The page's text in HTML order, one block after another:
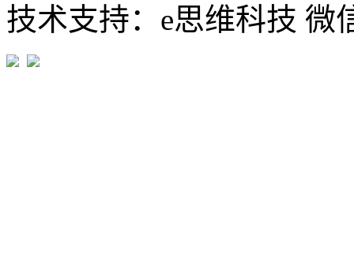
技术支持：e思维科技 微